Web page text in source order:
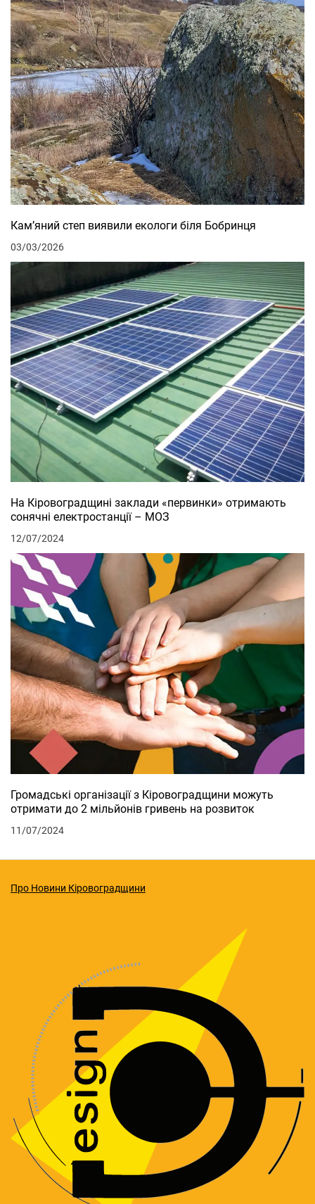
Кам’яний степ виявили екологи біля Бобринця
03/03/2026
На Кіровоградщині заклади «первинки» отримають
сонячні електростанції – МОЗ
12/07/2024
Громадські організації з Кіровоградщини можуть
отримати до 2 мільйонів гривень на розвиток
11/07/2024
Про Новини Кіровоградщини